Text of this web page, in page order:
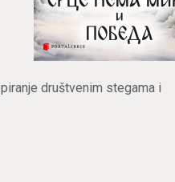
društvenim stegama i